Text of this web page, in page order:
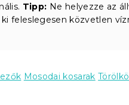
Tipp: Ne helyezze az
feleslegesen közvetlen
Mosodai kosarak